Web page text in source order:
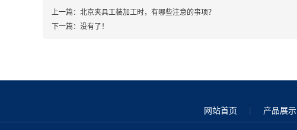
上一篇： 北京夹具工装加工时，有哪些注意的事项？
下一篇：没有了！
网站首页 | 产品展示